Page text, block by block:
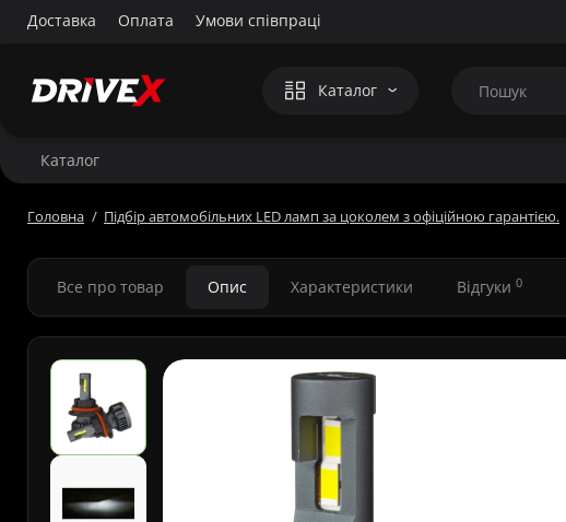
Доставка Оплата Умови співпраці
Каталог
Каталог
Головна Підбір автомобільних LED ламп за цоколем з офіційною гарантією.
Все про товар Опис Характеристики Відгуки 0